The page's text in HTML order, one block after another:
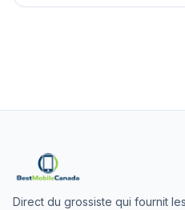
Direct du grossiste qui fournit